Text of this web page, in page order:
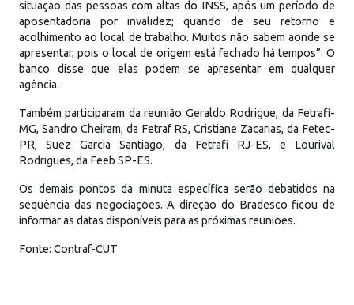
situação das pessoas com altas do INSS, após um período de
aposentadoria por invalidez; quando de seu retorno e
acolhimento ao local de trabalho. Muitos não sabem aonde se
apresentar, pois o local de origem está fechado há tempos”. O
banco disse que elas podem se apresentar em qualquer
agência.
Também participaram da reunião Geraldo Rodrigue, da Fetrafi-
MG, Sandro Cheiram, da Fetraf RS, Cristiane Zacarias, da Fetec-
PR, Suez Garcia Santiago, da Fetrafi RJ-ES, e Lourival
Rodrigues, da Feeb SP-ES.
Os demais pontos da minuta específica serão debatidos na
sequência das negociações. A direção do Bradesco ficou de
informar as datas disponíveis para as próximas reuniões.
Fonte: Contraf-CUT